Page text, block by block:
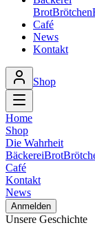
BrotBrötchen
Café
News
Kontakt
Shop
Home
Shop
Die Wahrheit
BäckereiBrot
Café
Kontakt
News
Anmelden
Unsere Geschichte